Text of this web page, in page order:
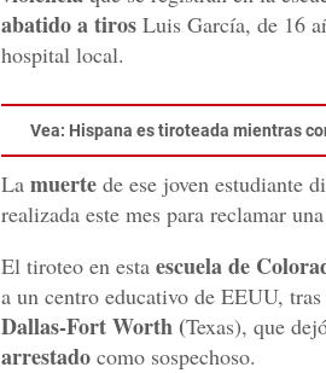
abatido a tiros Luis García, de 16
hospital local.
Vea: Hispana es tiroteada mientras
La muerte de ese joven estudiante
realizada este mes para reclamar
El tiroteo en esta escuela de
a un centro educativo de EEUU,
Dallas-Fort Worth (Texas), que
arrestado como sospechoso.